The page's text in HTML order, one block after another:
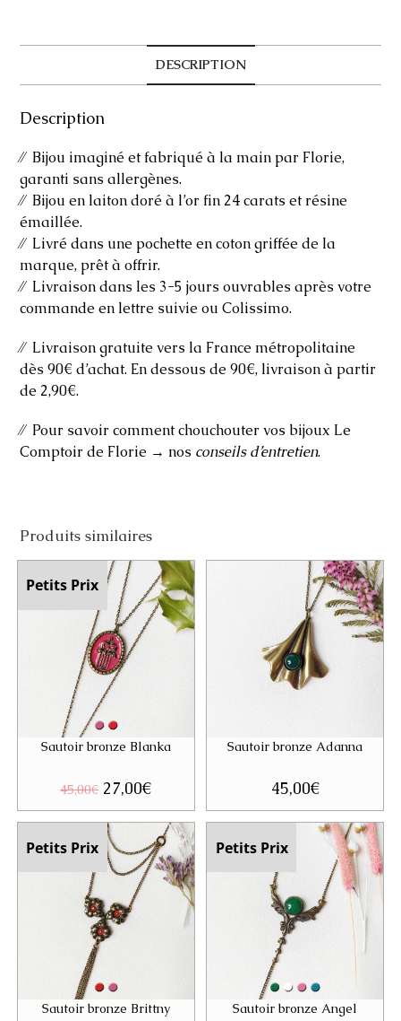
DESCRIPTION
Description
⁄⁄ Bijou imaginé et fabriqué à la main par Florie,
garanti sans allergènes.
⁄⁄ Bijou en laiton doré à l’or fin 24 carats et résine
émaillée.
⁄⁄ Livré dans une pochette en coton griffée de la
marque, prêt à offrir.
⁄⁄ Livraison dans les 3-5 jours ouvrables après votre
commande en lettre suivie ou Colissimo.
⁄⁄ Livraison gratuite vers la France métropolitaine
dès 90€ d’achat. En dessous de 90€, livraison à partir
de 2,90€.
⁄⁄ Pour savoir comment chouchouter vos bijoux Le
Comptoir de Florie → nos conseils d’entretien.
Produits similaires
Petits Prix
Sautoir bronze Blanka
45,00€ Le
prix
initial
était :
45,00€.
27,00€Le
actuel
est :
27,00€.
Sautoir bronze Adanna
45,00€
Petits Prix
Sautoir bronze Brittny
Petits Prix
Sautoir bronze Angel